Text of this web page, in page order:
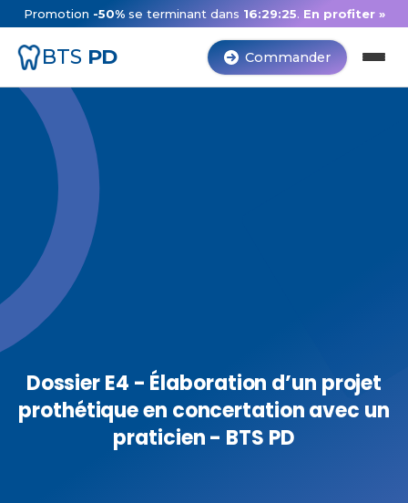
Promotion -50%se terminant dans 16:29:24. En profiter »
BTS PD Commander
Dossier E4 - Élaboration d’un projet
prothétique en concertation avec un
praticien - BTS PD